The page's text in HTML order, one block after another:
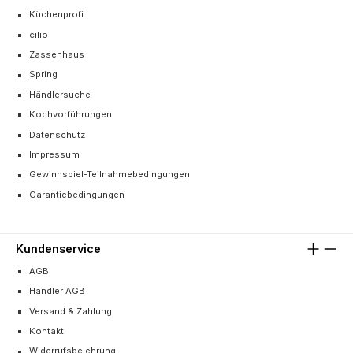
Küchenprofi
cilio
Zassenhaus
Spring
Händlersuche
Kochvorführungen
Datenschutz
Impressum
Gewinnspiel-Teilnahmebedingungen
Garantiebedingungen
Kundenservice
AGB
Händler AGB
Versand & Zahlung
Kontakt